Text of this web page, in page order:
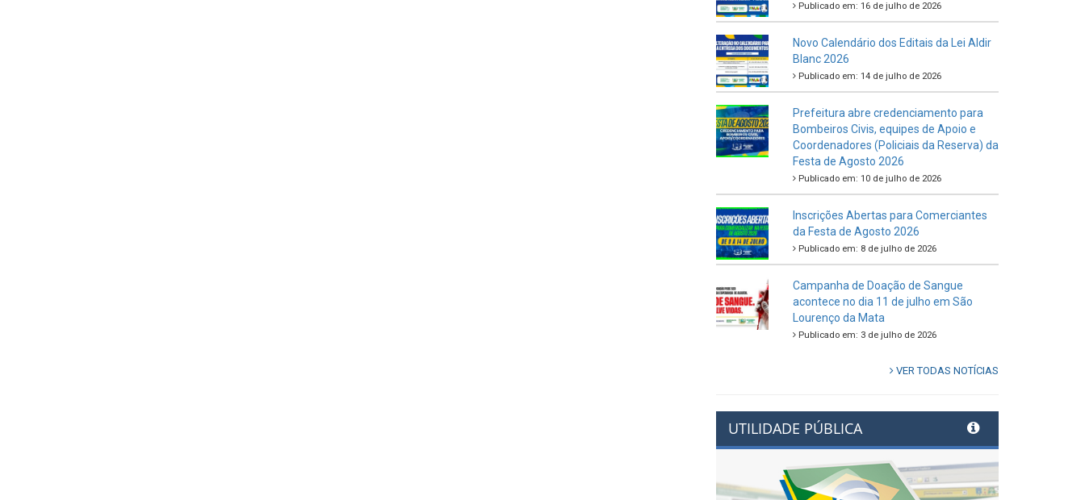
Publicado em: 16 de julho de 2026
Novo Calendário dos Editais da Lei Aldir
Blanc 2026
Publicado em: 14 de julho de 2026
Prefeitura abre credenciamento para
Bombeiros Civis, equipes de Apoio e
Coordenadores (Policiais da Reserva) da
Festa de Agosto 2026
Publicado em: 10 de julho de 2026
Inscrições Abertas para Comerciantes
da Festa de Agosto 2026
Publicado em: 8 de julho de 2026
Campanha de Doação de Sangue
acontece no dia 11 de julho em São
Lourenço da Mata
Publicado em: 3 de julho de 2026
VER TODAS NOTÍCIAS
UTILIDADE PÚBLICA